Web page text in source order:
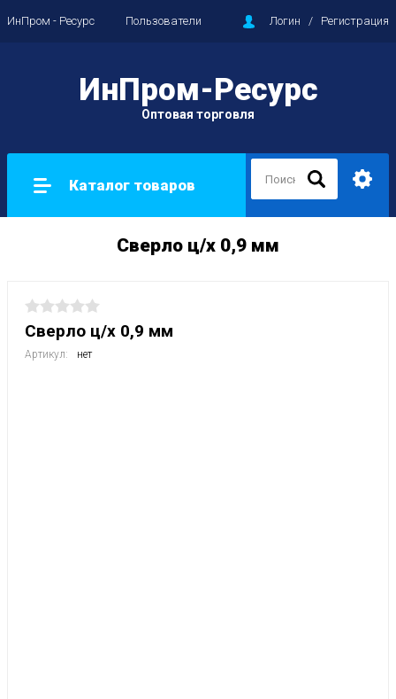
ИнПром - Ресурс Пользователи Логин / Регистрация
ИнПром-Ресурс
Оптовая торговля
Каталог товаров
Сверло ц/х 0,9 мм
Сверло ц/х 0,9 мм
Артикул: нет